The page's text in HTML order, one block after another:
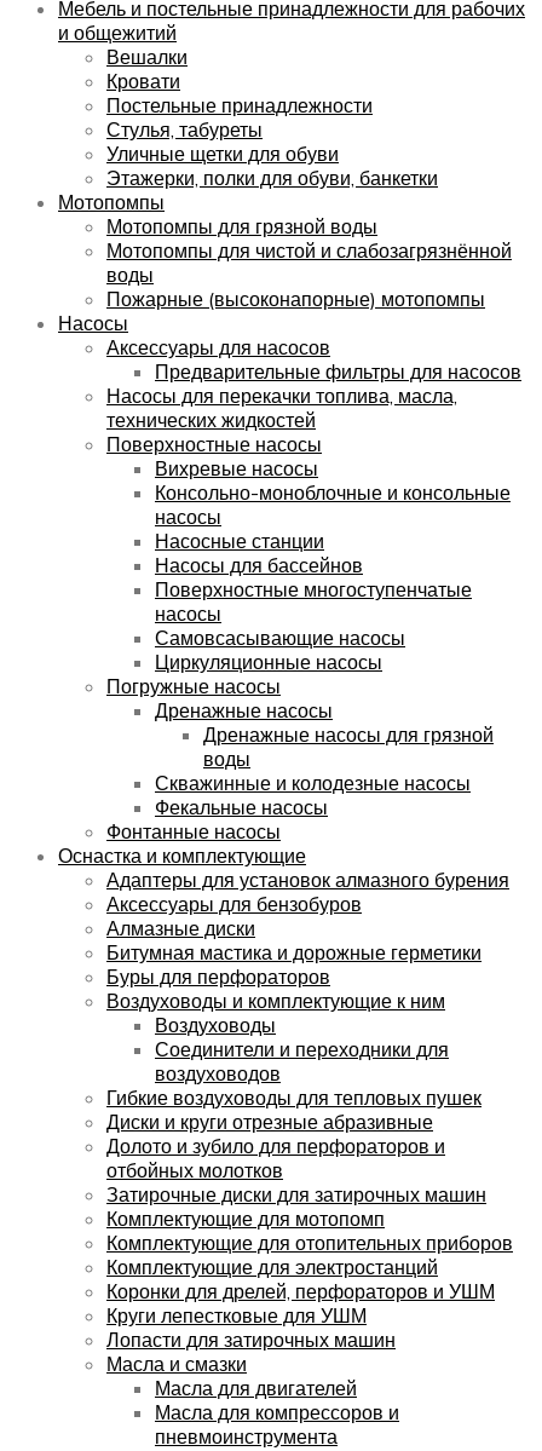
Мебель и постельные принадлежности для рабочих
и общежитий
Вешалки
Кровати
Постельные принадлежности
Стулья, табуреты
Уличные щетки для обуви
Этажерки, полки для обуви, банкетки
Мотопомпы
Мотопомпы для грязной воды
Мотопомпы для чистой и слабозагрязнённой
воды
Пожарные (высоконапорные) мотопомпы
Насосы
Аксессуары для насосов
Предварительные фильтры для насосов
Насосы для перекачки топлива, масла,
технических жидкостей
Поверхностные насосы
Вихревые насосы
Консольно-моноблочные и консольные
насосы
Насосные станции
Насосы для бассейнов
Поверхностные многоступенчатые
насосы
Самовсасывающие насосы
Циркуляционные насосы
Погружные насосы
Дренажные насосы
Дренажные насосы для грязной
воды
Скважинные и колодезные насосы
Фекальные насосы
Фонтанные насосы
Оснастка и комплектующие
Адаптеры для установок алмазного бурения
Аксессуары для бензобуров
Алмазные диски
Битумная мастика и дорожные герметики
Буры для перфораторов
Воздуховоды и комплектующие к ним
Воздуховоды
Соединители и переходники для
воздуховодов
Гибкие воздуховоды для тепловых пушек
Диски и круги отрезные абразивные
Долото и зубило для перфораторов и
отбойных молотков
Затирочные диски для затирочных машин
Комплектующие для мотопомп
Комплектующие для отопительных приборов
Комплектующие для электростанций
Коронки для дрелей, перфораторов и УШМ
Круги лепестковые для УШМ
Лопасти для затирочных машин
Масла и смазки
Масла для двигателей
Масла для компрессоров и
пневмоинструмента